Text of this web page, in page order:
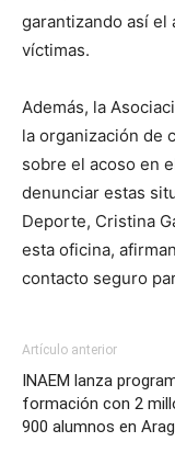
garantizando así el
víctimas.
Además, la
la organización de
sobre el acoso en
denunciar estas
Deporte, Cristina
esta oficina,
contacto seguro
Artículo anterior
INAEM lanza
formación con 2
900 alumnos en